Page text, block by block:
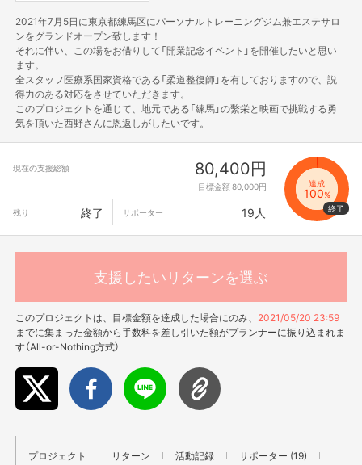
2021年7月5日に東京都練馬区にパーソナルトレーニングジム兼エステサロ
ンをグランドオープン致します！
それに伴い、この場をお借りして「開業記念イベント」を開催したいと思い
ます。
全スタッフ医療系国家資格である「柔道整復師」を有しておりますので、説
得力のある対応をさせていただきます。
このプロジェクトを通じて、地元である「練馬」の繫栄と映画で挑戦する勇
気を頂いた西野さんに恩返しがしたいです。
現在の支援総額 80,400円
目標金額 80,000円 達成
100%
残り
終了 サポーター 19人
支援したいリターンを選ぶ
このプロジェクトは、目標金額を達成した場合にのみ、 2021/05/20 23:59
までに集まった金額から手数料を差し引いた額がプランナーに振り込まれま
す（All-or-Nothing方式）
プロジェクト リターン 活動記録 サポーター (19)